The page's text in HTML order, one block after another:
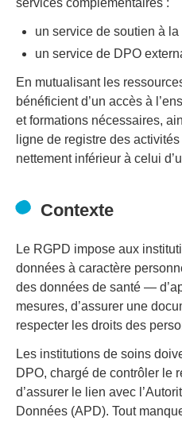
un service de soutien à
un service de DPO
En mutualisant les
bénéficient d’un accès à
et formations nécessaires,
ligne de registre des
nettement inférieur à celui
Contexte
Le RGPD impose aux
données à caractère
des données de santé —
mesures, d’assurer une
respecter les droits des
Les institutions de soins
DPO, chargé de contrôler le
d’assurer le lien avec
Données (APD). Tout